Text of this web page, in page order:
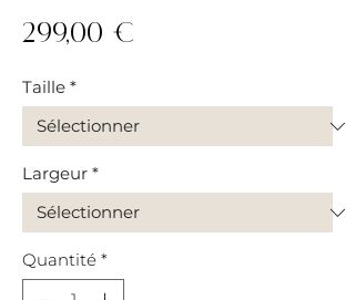
299,00 €
Taille *
Largeur *
Quantité *